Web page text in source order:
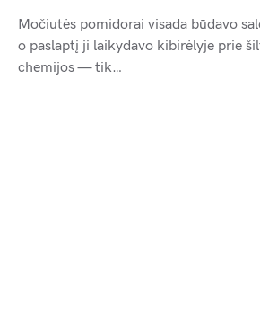
Močiutės pomidorai visada būdavo
o paslaptį ji laikydavo kibirėlyje prie
chemijos — tik…